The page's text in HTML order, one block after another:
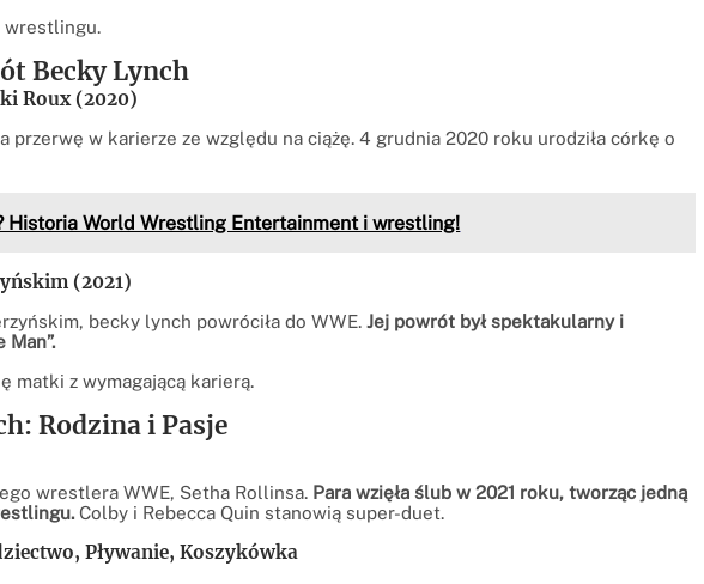
wrestlingu.
Becky Lynch
Roux (2020)
przerwę w karierze ze względu na ciążę. 4 grudnia 2020 roku urodziła córkę o
Historia World Wrestling Entertainment i wrestling!
(2021)
becky lynch powróciła do WWE. Jej powrót był spektakularny i
Man”.
matki z wymagającą karierą.
Rodzina i Pasje
wrestlera WWE, Setha Rollinsa. Para wzięła ślub w 2021 roku, tworząc jedną
Colby i Rebecca Quin stanowią super-duet.
Pływanie, Koszykówka